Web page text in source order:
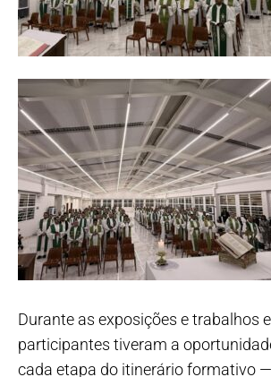
Durante as exposições e trabalhos
participantes tiveram a
cada etapa do itinerário formativo